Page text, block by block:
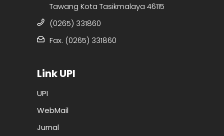
Tawang Kota Tasikmalaya 46115
(0265) 331860
Fax. (0265) 331860
Link UPI
UPI
WebMail
Jurnal